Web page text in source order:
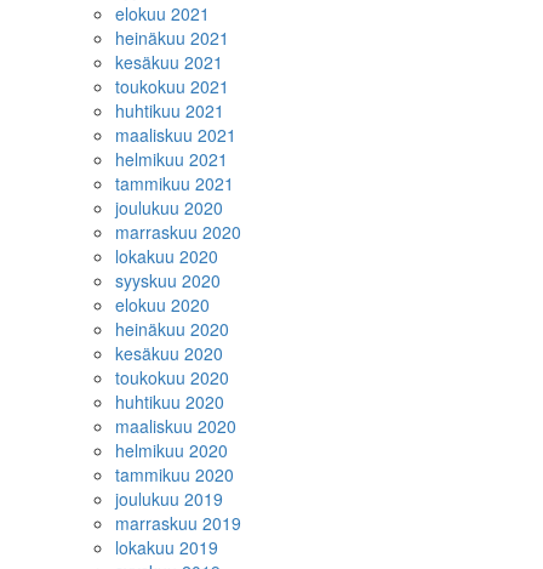
elokuu 2021
heinäkuu 2021
kesäkuu 2021
toukokuu 2021
huhtikuu 2021
maaliskuu 2021
helmikuu 2021
tammikuu 2021
joulukuu 2020
marraskuu 2020
lokakuu 2020
syyskuu 2020
elokuu 2020
heinäkuu 2020
kesäkuu 2020
toukokuu 2020
huhtikuu 2020
maaliskuu 2020
helmikuu 2020
tammikuu 2020
joulukuu 2019
marraskuu 2019
lokakuu 2019